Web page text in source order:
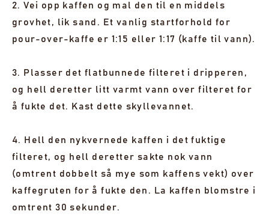
2. Vei opp kaffen og mal den til en middels
grovhet, lik sand. Et vanlig startforhold for
pour-over-kaffe er 1:15 eller 1:17 (kaffe til vann).
3. Plasser det flatbunnede filteret i dripperen,
og hell deretter litt varmt vann over filteret for
å fukte det. Kast dette skyllevannet.
4. Hell den nykvernede kaffen i det fuktige
filteret, og hell deretter sakte nok vann
(omtrent dobbelt så mye som kaffens vekt) over
kaffegruten for å fukte den. La kaffen blomstre i
omtrent 30 sekunder.